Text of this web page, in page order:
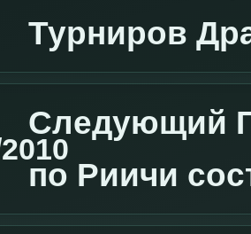
Турниров
Следующий
по Риичи